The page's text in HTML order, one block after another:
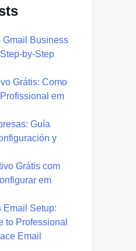
Gmail Business
by-Step
Grátis: Como
em
Guía
y
Grátis com
em
Email Setup:
to Professional
Email